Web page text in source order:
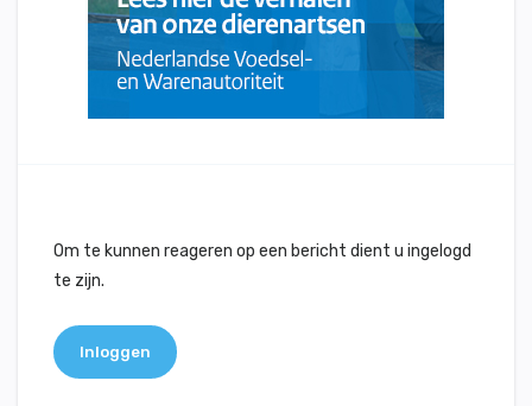
Om te kunnen reageren op een bericht dient u ingelogd
te zijn.
Inloggen